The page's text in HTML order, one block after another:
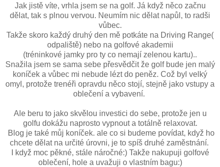
Jak jistě víte, vrhla jsem se na golf. Já když něco začnu
dělat, tak s plnou vervou. Neumím nic dělat napůl, to radši
vůbec.
Takže skoro každý druhý den mě potkáte na Driving Range(
odpaliště) nebo na golfové akademii
(tréninkové jamky pro ty co nemají zelenou kartu)..
Snažila jsem se sama sebe přesvědčit že golf bude jen malý
koníček a vůbec mi nebude lézt do peněz. Což byl velký
omyl, protože trenéři opravdu něco stojí, stejně jako vstupy a
oblečení a vybavení.
Ale beru to jako skvělou investici do sebe, protože jen u
golfu dokážu naprosto vypnout a totálně relaxovat.
Blog je také můj koníček. ale co si budeme povídat, když ho
chcete dělat na určité úrovni, je to spíš druhé zaměstnání.
I když moc pěkné, stále náročné:) Takže nakupuji golfové
oblečení, hole a uvažuji o vlastním bagu:)